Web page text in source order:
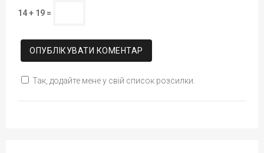
14 + 19 =
Так, додайте мене у свій список розсилки.